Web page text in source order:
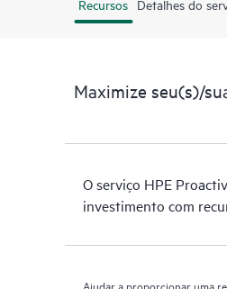
Recursos Detalhes do
Maximize seu(s)/
O serviço HPE
investimento com
Ajudar a proporcionar uma